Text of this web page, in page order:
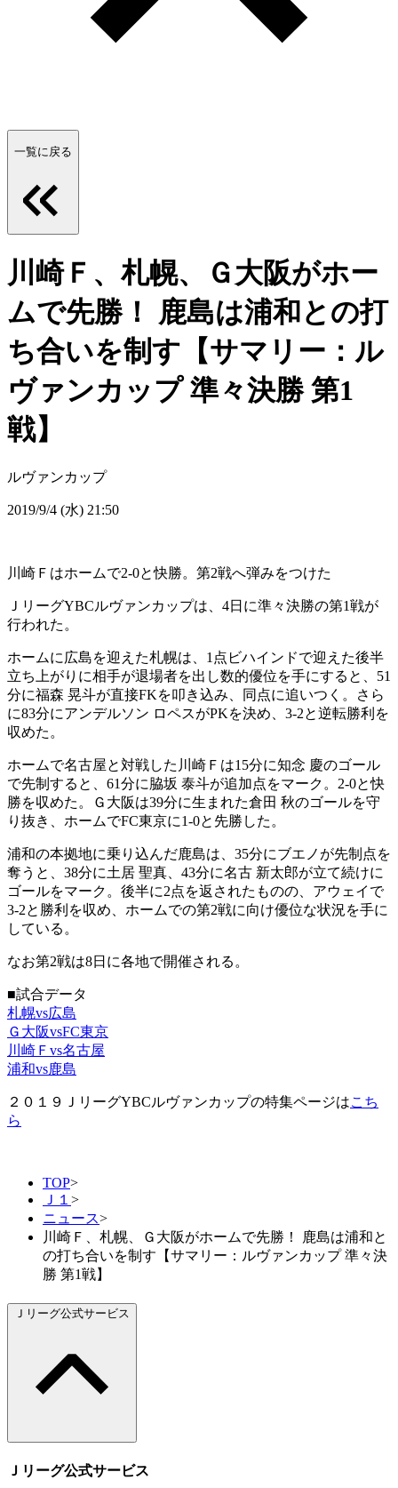
一覧に戻る
川崎Ｆ、札幌、Ｇ大阪がホー
ムで先勝！ 鹿島は浦和との打
ち合いを制す【サマリー：ル
ヴァンカップ 準々決勝 第1
戦】
ルヴァンカップ
2019/9/4 (水) 21:50
川崎Ｆはホームで2-0と快勝。第2戦へ弾みをつけた
ＪリーグYBCルヴァンカップは、4日に準々決勝の第1戦が
行われた。
ホームに広島を迎えた札幌は、1点ビハインドで迎えた後半
立ち上がりに相手が退場者を出し数的優位を手にすると、51
分に福森 晃斗が直接FKを叩き込み、同点に追いつく。さら
に83分にアンデルソン ロペスがPKを決め、3-2と逆転勝利を
収めた。
ホームで名古屋と対戦した川崎Ｆは15分に知念 慶のゴール
で先制すると、61分に脇坂 泰斗が追加点をマーク。2-0と快
勝を収めた。Ｇ大阪は39分に生まれた倉田 秋のゴールを守
り抜き、ホームでFC東京に1-0と先勝した。
浦和の本拠地に乗り込んだ鹿島は、35分にブエノが先制点を
奪うと、38分に土居 聖真、43分に名古 新太郎が立て続けに
ゴールをマーク。後半に2点を返されたものの、アウェイで
3-2と勝利を収め、ホームでの第2戦に向け優位な状況を手に
している。
なお第2戦は8日に各地で開催される。
■試合データ
札幌vs広島
Ｇ大阪vsFC東京
川崎Ｆvs名古屋
浦和vs鹿島
２０１９ＪリーグYBCルヴァンカップの特集ページはこち
ら
TOP>
Ｊ１ >
ニュース>
川崎Ｆ、札幌、Ｇ大阪がホームで先勝！ 鹿島は浦和と
の打ち合いを制す【サマリー：ルヴァンカップ 準々決
勝 第1戦】
Ｊリーグ公式サービス
Ｊリーグ公式サービス